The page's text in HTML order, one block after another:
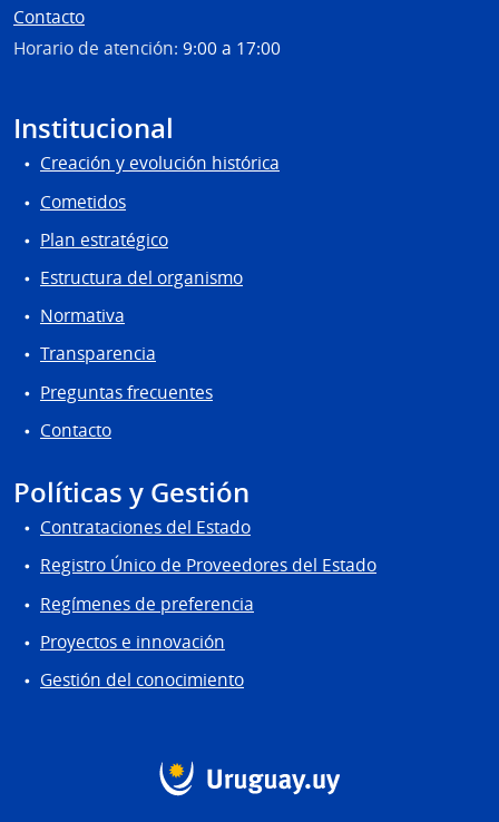
Contacto
Horario de atención: 9:00 a 17:00
Institucional
Creación y evolución histórica
Cometidos
Plan estratégico
Estructura del organismo
Normativa
Transparencia
Preguntas frecuentes
Contacto
Políticas y Gestión
Contrataciones del Estado
Registro Único de Proveedores del Estado
Regímenes de preferencia
Proyectos e innovación
Gestión del conocimiento